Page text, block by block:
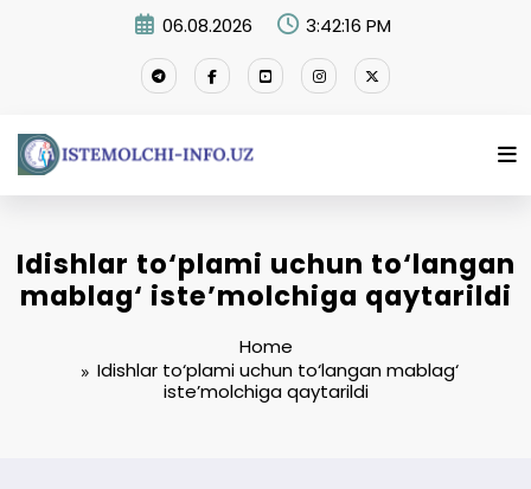
06.08.2026 3:42:17 PM
Idishlar to‘plami uchun to‘langan
mablag‘ iste’molchiga qaytarildi
Home
Idishlar to‘plami uchun to‘langan mablag‘
iste’molchiga qaytarildi